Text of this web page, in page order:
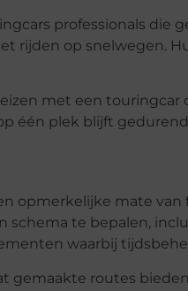
professionals die
rijden op snelwegen.
met een
één plek blijft
opmerkelijke mate
schema te bepalen,
waarbij
gemaakte routes